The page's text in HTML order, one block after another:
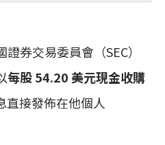
券交易委員會（SEC）
每股 54.20 美元現金收購
直接發佈在他個人